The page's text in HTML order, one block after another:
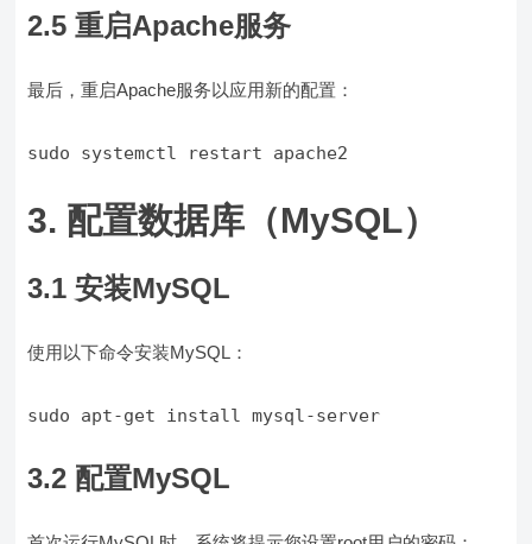
2.5 重启Apache服务
最后，重启Apache服务以应用新的配置：
sudo systemctl restart apache2
3. 配置数据库（MySQL）
3.1 安装MySQL
使用以下命令安装MySQL：
sudo apt-get install mysql-server
3.2 配置MySQL